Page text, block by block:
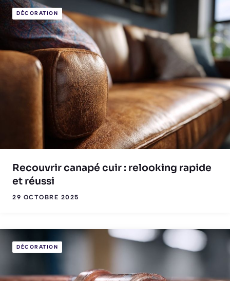
DÉCORATION
Recouvrir canapé cuir : relooking rapide
et réussi
29 OCTOBRE 2025
DÉCORATION